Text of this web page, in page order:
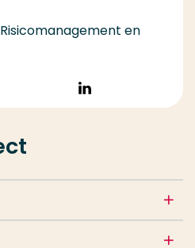
en
Volg op
LinkedIn